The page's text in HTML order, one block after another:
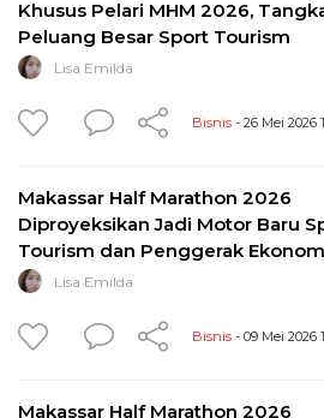
Khusus Pelari MHM 2026,
Peluang Besar Sport Tourism
Lisa Emilda
Bisnis - 26 Mei 2026
Makassar Half Marathon 2026
Diproyeksikan Jadi Motor Baru
Tourism dan Penggerak
Lisa Emilda
Bisnis - 09 Mei 2026
Makassar Half Marathon 2026